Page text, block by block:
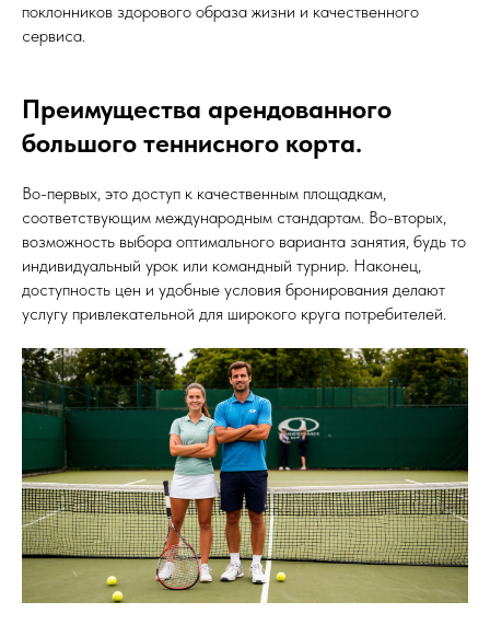
поклонников здорового образа жизни и качественного
сервиса.
Преимущества арендованного
большого теннисного корта.
Во-первых, это доступ к качественным площадкам,
соответствующим международным стандартам. Во-вторых,
возможность выбора оптимального варианта занятия, будь то
индивидуальный урок или командный турнир. Наконец,
доступность цен и удобные условия бронирования делают
услугу привлекательной для широкого круга потребителей.